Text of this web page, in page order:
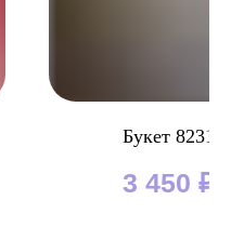
Букет 8231
3 450 ₽